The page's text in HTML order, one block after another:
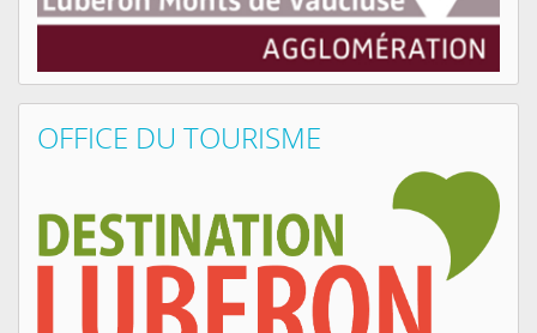
OFFICE DU TOURISME